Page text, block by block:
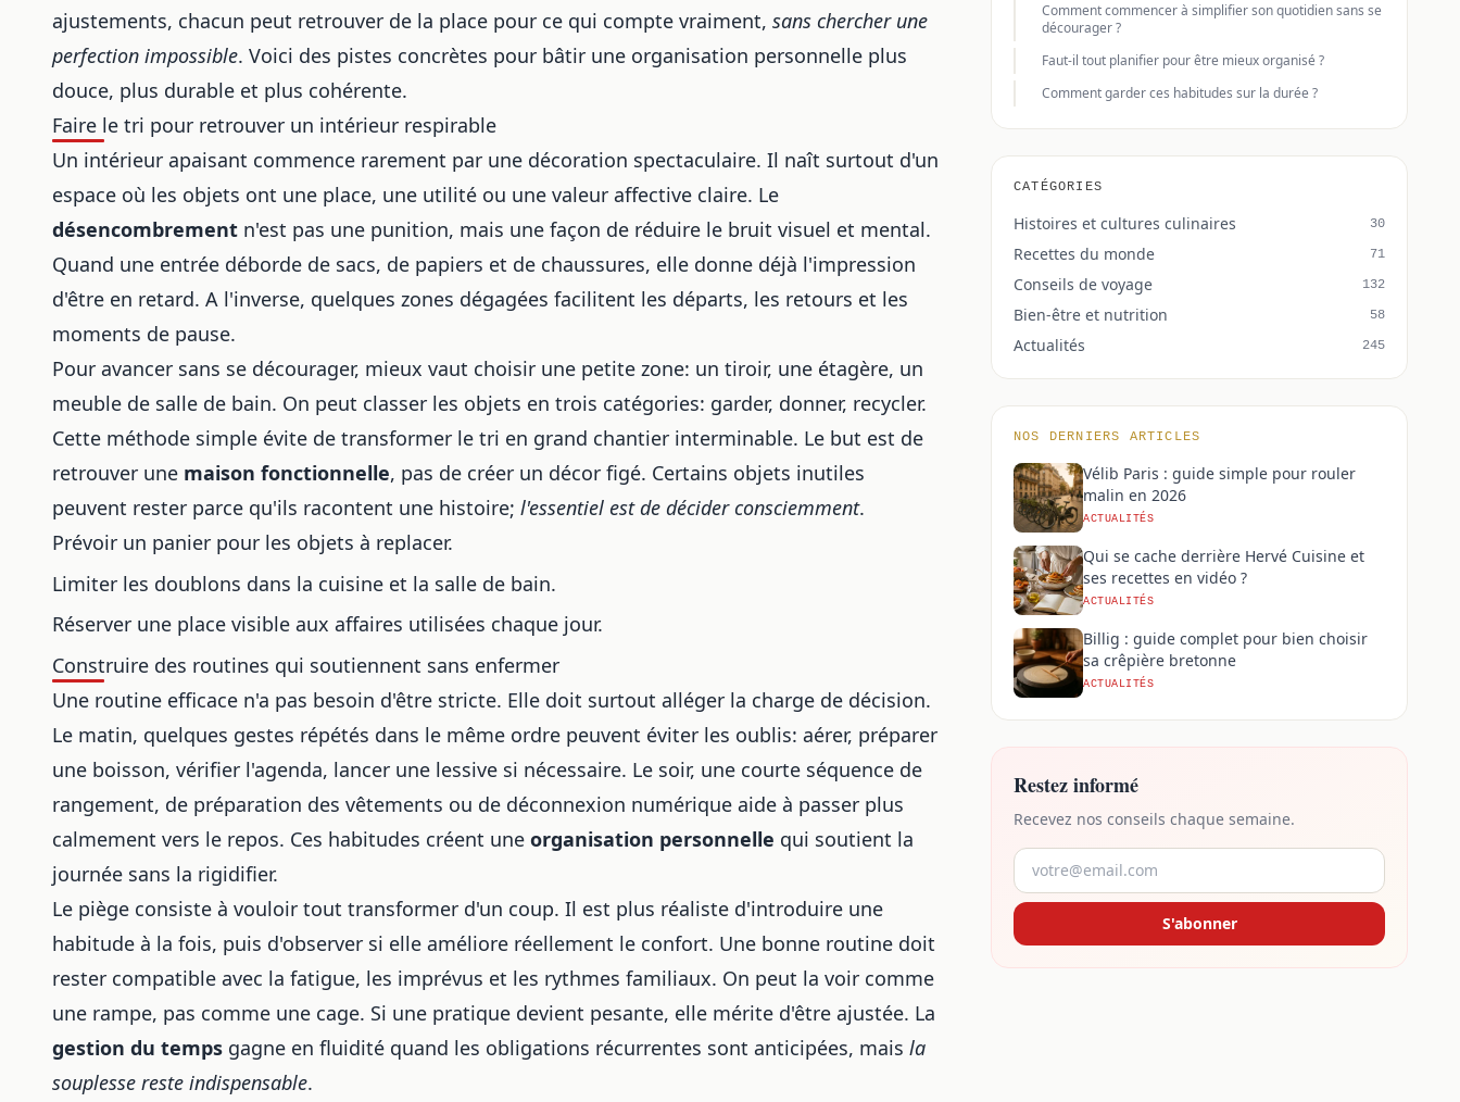
ajustements, chacun peut retrouver de la place pour ce qui compte vraiment, sans chercher une
perfection impossible. Voici des pistes concrètes pour bâtir une organisation personnelle plus
douce, plus durable et plus cohérente.
Faire le tri pour retrouver un intérieur respirable
Un intérieur apaisant commence rarement par une décoration spectaculaire. Il naît surtout d'un
espace où les objets ont une place, une utilité ou une valeur affective claire. Le
désencombrement n'est pas une punition, mais une façon de réduire le bruit visuel et mental.
Quand une entrée déborde de sacs, de papiers et de chaussures, elle donne déjà l'impression
d'être en retard. A l'inverse, quelques zones dégagées facilitent les départs, les retours et les
moments de pause.
Pour avancer sans se décourager, mieux vaut choisir une petite zone: un tiroir, une étagère, un
meuble de salle de bain. On peut classer les objets en trois catégories: garder, donner, recycler.
Cette méthode simple évite de transformer le tri en grand chantier interminable. Le but est de
retrouver une maison fonctionnelle, pas de créer un décor figé. Certains objets inutiles
peuvent rester parce qu'ils racontent une histoire; l'essentiel est de décider consciemment.
Prévoir un panier pour les objets à replacer.
Limiter les doublons dans la cuisine et la salle de bain.
Réserver une place visible aux affaires utilisées chaque jour.
Construire des routines qui soutiennent sans enfermer
Une routine efficace n'a pas besoin d'être stricte. Elle doit surtout alléger la charge de décision.
Le matin, quelques gestes répétés dans le même ordre peuvent éviter les oublis: aérer, préparer
une boisson, vérifier l'agenda, lancer une lessive si nécessaire. Le soir, une courte séquence de
rangement, de préparation des vêtements ou de déconnexion numérique aide à passer plus
calmement vers le repos. Ces habitudes créent une organisation personnelle qui soutient la
journée sans la rigidifier.
Le piège consiste à vouloir tout transformer d'un coup. Il est plus réaliste d'introduire une
habitude à la fois, puis d'observer si elle améliore réellement le confort. Une bonne routine doit
rester compatible avec la fatigue, les imprévus et les rythmes familiaux. On peut la voir comme
une rampe, pas comme une cage. Si une pratique devient pesante, elle mérite d'être ajustée. La
gestion du temps gagne en fluidité quand les obligations récurrentes sont anticipées, mais la
souplesse reste indispensable.
Comment commencer à simplifier son quotidien sans se
décourager ?
Faut-il tout planifier pour être mieux organisé ?
Comment garder ces habitudes sur la durée ?
CATÉGORIES
Histoires et cultures culinaires 30
Recettes du monde 71
Conseils de voyage 132
Bien-être et nutrition 58
Actualités 245
NOS DERNIERS ARTICLES
Vélib Paris : guide simple pour rouler
malin en 2026
ACTUALITÉS
Qui se cache derrière Hervé Cuisine et
ses recettes en vidéo ?
ACTUALITÉS
Billig : guide complet pour bien choisir
sa crêpière bretonne
ACTUALITÉS
Restez informé
Recevez nos conseils chaque semaine.
S'abonner